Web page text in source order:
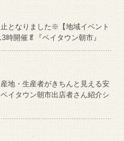
となりました※【地域イベント
時開催🥬『ベイタウン朝市』
産地・生産者がきちんと見える安
イタウン朝市出店者さん紹介シ